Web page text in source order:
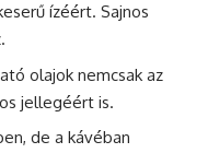
ízéért. Sajnos
olajok nemcsak az
jellegéért is.
de a kávéban